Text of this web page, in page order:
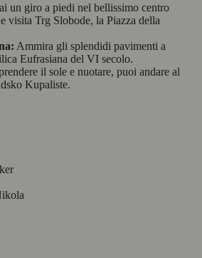
un giro a piedi nel bellissimo centro
visita Trg Slobode, la Piazza della
Ammira gli splendidi pavimenti a
Eufrasiana del VI secolo.
il sole e nuotare, puoi andare al
Kupaliste.